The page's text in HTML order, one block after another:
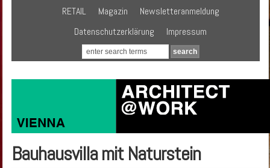
RETAIL
Magazin
Newsletteranmeldung
Datenschutzerklärung
Impressum
Bauhausvilla mit Naturstein